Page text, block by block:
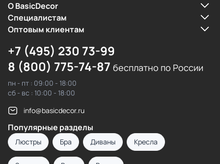
О BasicDecor
Cпециалистам
Оптовым клиентам
+7 (495) 230 73-99
8 (800) 775-74-87 бесплатно по России
пн - пт : 09:00 - 18:00
сб - вс : 10:00 - 18:00
info@basicdecor.ru
Популярные разделы
Люстры Бра Диваны Кресла